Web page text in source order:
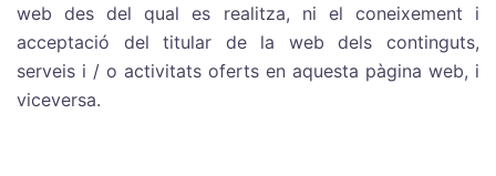
web des del qual es realitza, ni el coneixement i
acceptació del titular de la web dels continguts,
serveis i / o activitats oferts en aquesta pàgina web, i
viceversa.